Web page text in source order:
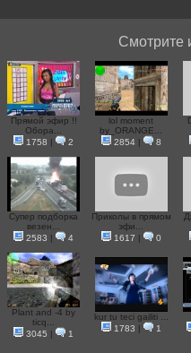
Смотрите
Прямой эфир !!
Обора...
1758 | 2
lol moment
by_ORANGE...
2854| 8
Супер подборка
везен...
2583 | 4
Приколы в прямом
эфи...
1617 | 0
Plant and -4 by
ticq...
3045 | 1
kur tu teci gailiti ...
1783 | 1